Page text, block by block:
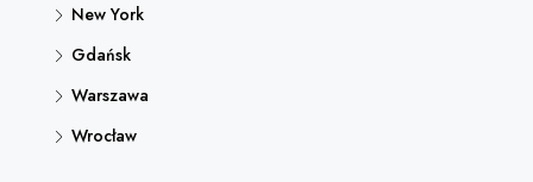
New York
Gdańsk
Warszawa
Wrocław